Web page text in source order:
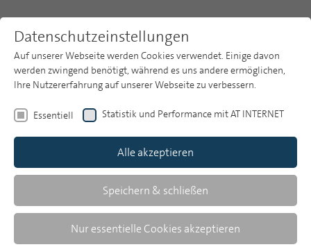
Publikationsarchiv
Heft 11
Merkmale und Funktionen der
Sportberichterstattung
Datenschutzeinstellungen
Auf unserer Webseite werden Cookies verwendet. Einige davon
werden zwingend benötigt, während es uns andere ermöglichen,
Ihre Nutzererfahrung auf unserer Webseite zu verbessern.
Essentiell Statistik und Performance mit AT INTERNET
Alle akzeptieren
Speichern & schließen
Nur essentielle Cookies akzeptieren